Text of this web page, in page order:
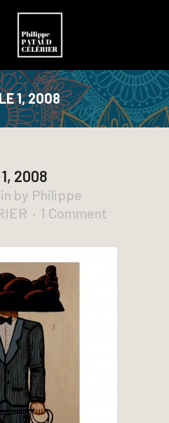
1, 2008
2008
in by Philippe
1 Comment